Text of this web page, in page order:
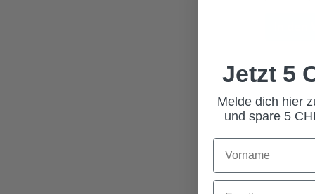
Jetzt 5
Melde dich hier
und spare 5